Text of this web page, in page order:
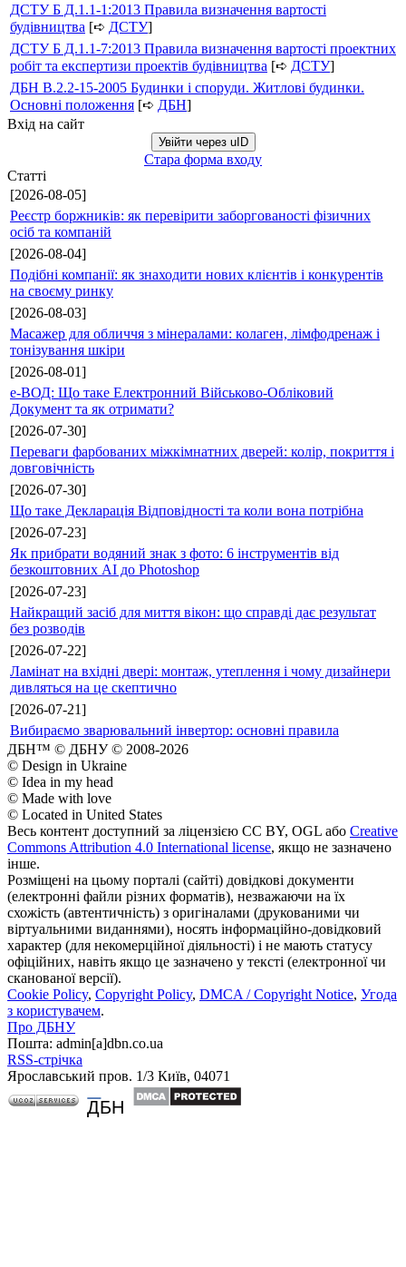
ДСТУ Б Д.1.1-1:2013 Правила визначення вартості
будівництва [➪ ДСТУ]
ДСТУ Б Д.1.1-7:2013 Правила визначення вартості проектних
робіт та експертизи проектів будівництва [➪ ДСТУ]
ДБН В.2.2-15-2005 Будинки і споруди. Житлові будинки.
Основні положення [➪ ДБН]
Вхід на сайт
Увійти через uID
Стара форма входу
Статті
[2026-08-05]
Реєстр боржників: як перевірити заборгованості фізичних
осіб та компаній
[2026-08-04]
Подібні компанії: як знаходити нових клієнтів і конкурентів
на своєму ринку
[2026-08-03]
Масажер для обличчя з мінералами: колаген, лімфодренаж і
тонізування шкіри
[2026-08-01]
е-ВОД: Що таке Електронний Військово-Обліковий
Документ та як отримати?
[2026-07-30]
Переваги фарбованих міжкімнатних дверей: колір, покриття і
довговічність
[2026-07-30]
Що таке Декларація Відповідності та коли вона потрібна
[2026-07-23]
Як прибрати водяний знак з фото: 6 інструментів від
безкоштовних AI до Photoshop
[2026-07-23]
Найкращий засіб для миття вікон: що справді дає результат
без розводів
[2026-07-22]
Ламінат на вхідні двері: монтаж, утеплення і чому дизайнери
дивляться на це скептично
[2026-07-21]
Вибираємо зварювальний інвертор: основні правила
ДБН™ © ДБНУ © 2008-2026
© Design in Ukraine
© Idea in my head
© Made with love
© Located in United States
Весь контент доступний за ліцензією CC BY, OGL або Creative
Commons Attribution 4.0 International license, якщо не зазначено
інше.
Розміщені на цьому порталі (сайті) довідкові документи
(електронні файли різних форматів), незважаючи на їх
схожість (автентичність) з оригіналами (друкованими чи
віртуальними виданнями), носять інформаційно-довідковий
характер (для некомерційної діяльності) і не мають статусу
офіційних, навіть якщо це зазначено у тексті (електронної чи
сканованої версії).
Cookie Policy, Copyright Policy, DMCA / Copyright Notice, Угода
з користувачем.
Про ДБНУ
Пошта: admin[а]dbn.co.ua
RSS-стрічка
Ярославський пров. 1/3 Київ, 04071